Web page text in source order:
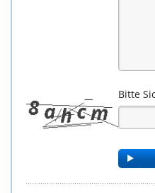
Bitte